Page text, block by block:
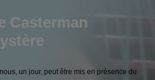
Casterman
un jour, peut être mis en présence du